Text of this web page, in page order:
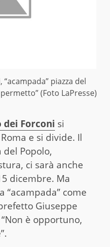
piazza del
(Foto LaPresse)
Forconi si
e si divide. Il
Popolo,
ci sarà anche
dicembre. Ma
“acampada” come
Giuseppe
è opportuno,